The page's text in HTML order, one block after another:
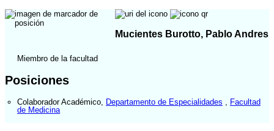
Mucientes Burotto, Pablo Andres
Miembro de la facultad
Posiciones
Colaborador Académico Departamento de Especialidades
Facultad
de Medicina